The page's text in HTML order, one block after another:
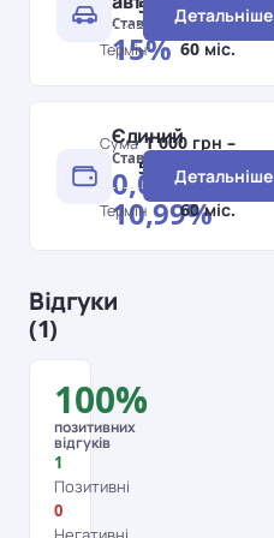
Ставка
15%
500 000 грн
Термін 60 міс.
Детальніше
Єдиний
Ставка
0,01–
10,99%
Сума 1 000 грн –
500 000 грн
Термін 60 міс.
Детальніше
Відгуки
(1)
100%
позитивних
відгуків
1
Позитивні
0